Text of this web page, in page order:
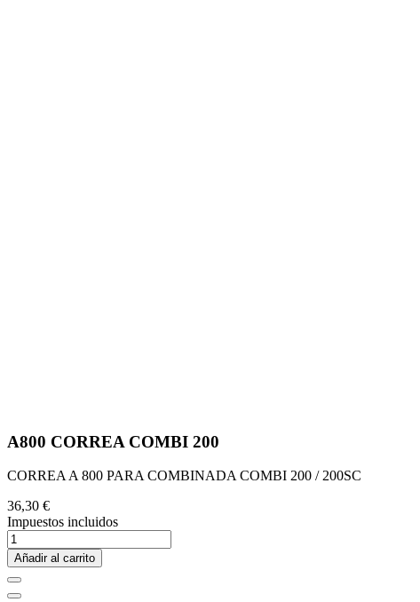
A800 CORREA COMBI 200
CORREA A 800 PARA COMBINADA COMBI 200 / 200SC
36,30 €
Impuestos incluidos
Añadir al carrito